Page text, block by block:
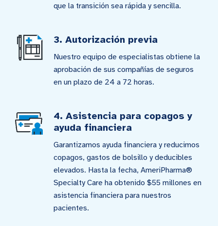
que la transición sea rápida y sencilla.
3. Autorización previa
Nuestro equipo de especialistas obtiene la
aprobación de sus compañías de seguros
en un plazo de 24 a 72 horas.
4. Asistencia para copagos y
ayuda financiera
Garantizamos ayuda financiera y reducimos
copagos, gastos de bolsillo y deducibles
elevados. Hasta la fecha, AmeriPharma®
Specialty Care ha obtenido $55 millones en
asistencia financiera para nuestros
pacientes.